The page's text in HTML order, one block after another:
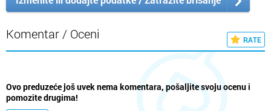
Komentar / Oceni RATE
Ovo preduzeće još uvek nema komentara, pošaljite svoju ocenu i
pomozite drugima!